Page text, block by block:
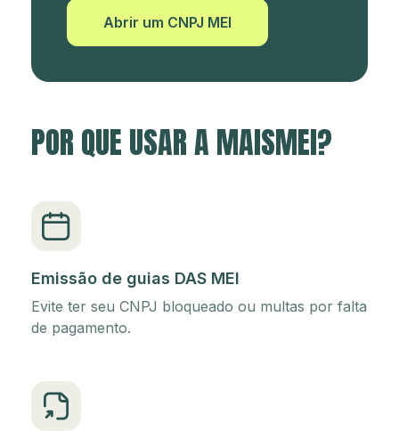
Abrir um CNPJ MEI
POR QUE USAR A MAISMEI?
Emissão de guias DAS MEI
Evite ter seu CNPJ bloqueado ou multas por falta
de pagamento.